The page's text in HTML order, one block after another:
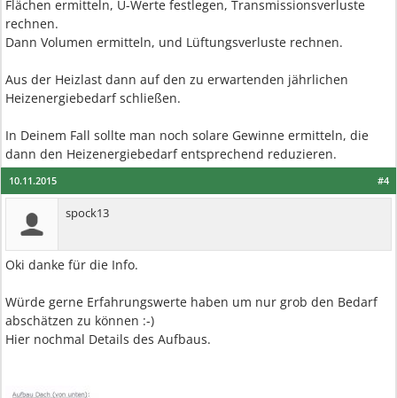
Flächen ermitteln, U-Werte festlegen, Transmissionsverluste
rechnen.
Dann Volumen ermitteln, und Lüftungsverluste rechnen.
Aus der Heizlast dann auf den zu erwartenden jährlichen
Heizenergiebedarf schließen.
In Deinem Fall sollte man noch solare Gewinne ermitteln, die
dann den Heizenergiebedarf entsprechend reduzieren.
#4
10.11.2015
spock13
Oki danke für die Info.
Würde gerne Erfahrungswerte haben um nur grob den Bedarf
abschätzen zu können :-)
Hier nochmal Details des Aufbaus.